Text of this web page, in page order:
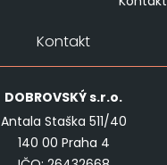
Kontakt
DOBROVSKÝs.r.o.
Antala Staška 511/40
140 00 Praha 4